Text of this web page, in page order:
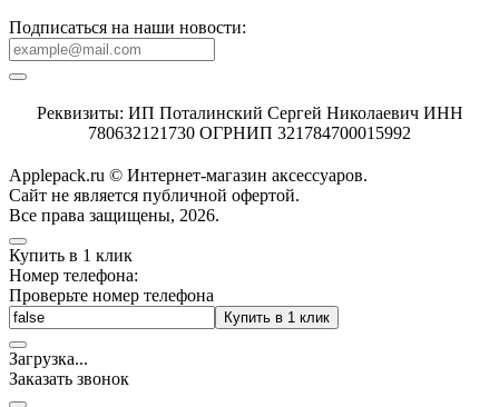
Подписаться на наши новости:
Реквизиты: ИП Поталинский Сергей Николаевич ИНН
780632121730 ОГРНИП 321784700015992
Applepack.ru © Интернет-магазин аксессуаров.
Cайт не является публичной офертой.
Все права защищены, 2026.
Купить в 1 клик
Номер телефона:
Проверьте номер телефона
Купить в 1 клик
Загрузка...
Заказать звонок